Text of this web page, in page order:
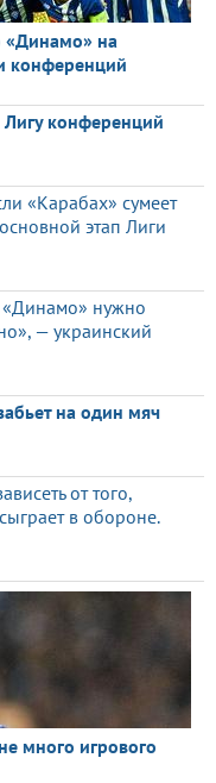
«Динамо» на
конференций
Лигу конференций
«Карабах» сумеет
этап Лиги
«Динамо» нужно
— украинский
на один мяч
от того,
в обороне.
много игрового